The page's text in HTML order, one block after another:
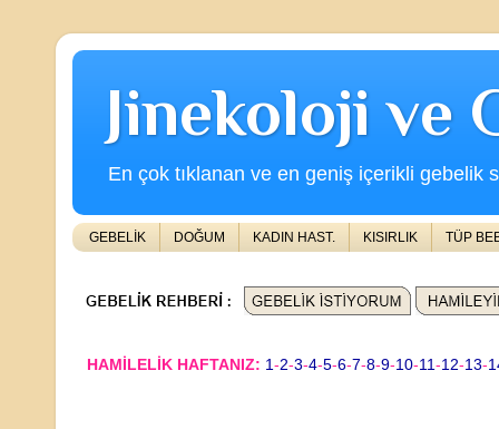
Jinekoloji ve
En çok tıklanan ve en geniş içerikli gebelik
GEBELİK DOĞUM KADIN HAST. KISIRLIK TÜP
HAMİLELİK HAFTANIZ: 1-2-3-4-5-6-7-8-9-10-11-12-13-